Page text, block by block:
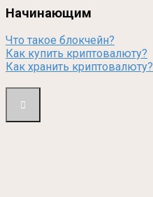
Начинающим
Что такое блокчейн?
Как купить криптовалюту?
Как хранить криптовалюту?